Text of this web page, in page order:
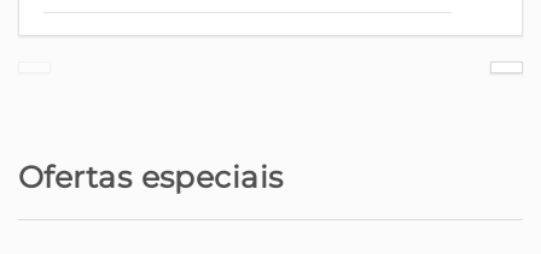
Ofertas especiais